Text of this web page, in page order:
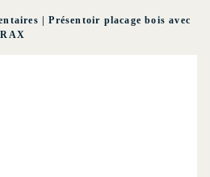
|Présentoir placage bois avec